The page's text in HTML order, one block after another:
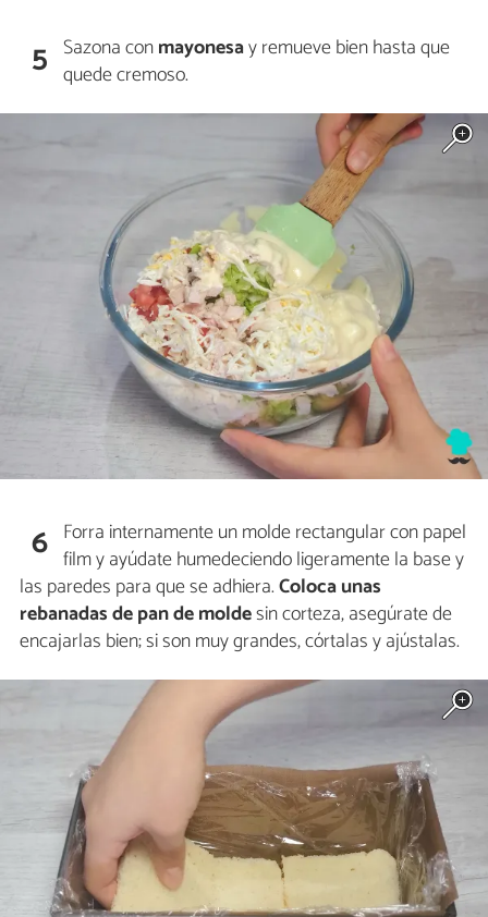
5 Sazona conmayonesay remueve bien hasta que
quede cremoso.
6 Forra internamente un molde rectangular con papel
film y ayúdate humedeciendo ligeramente la base y
las paredes para que se adhiera.Coloca unas
rebanadas de pan de moldesin corteza, asegúrate de
encajarlas bien; si son muy grandes, córtalas y ajústalas.